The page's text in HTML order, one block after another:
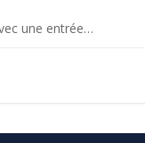
une entrée…